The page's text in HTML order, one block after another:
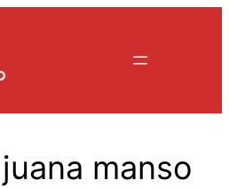
juana manso